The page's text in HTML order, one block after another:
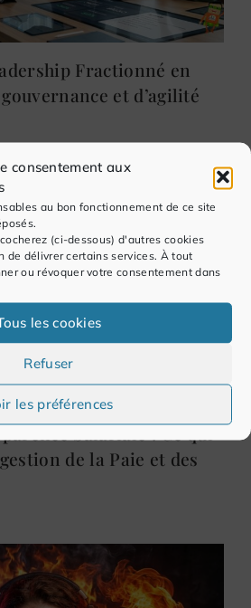
consentement aux
au bon fonctionnement de ce site
(ci-dessous) d'autres cookies
de délivrer certains services. À tout
ou révoquer votre consentement dans
les cookies
Refuser
les préférences
Fractionné en
et d’agilité
Salariale : Ce qui
de la Paie et des